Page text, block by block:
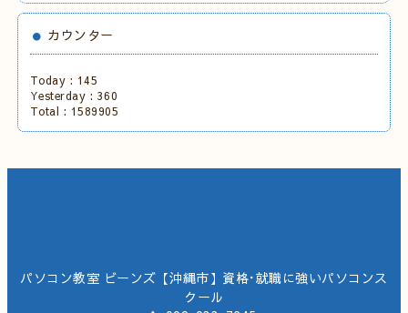
カウンター
Today : 145
Yesterday : 360
Total : 1589905
パソコン教室 ビーンズ【沖縄市】資格･就職に強いパソコンス
クール